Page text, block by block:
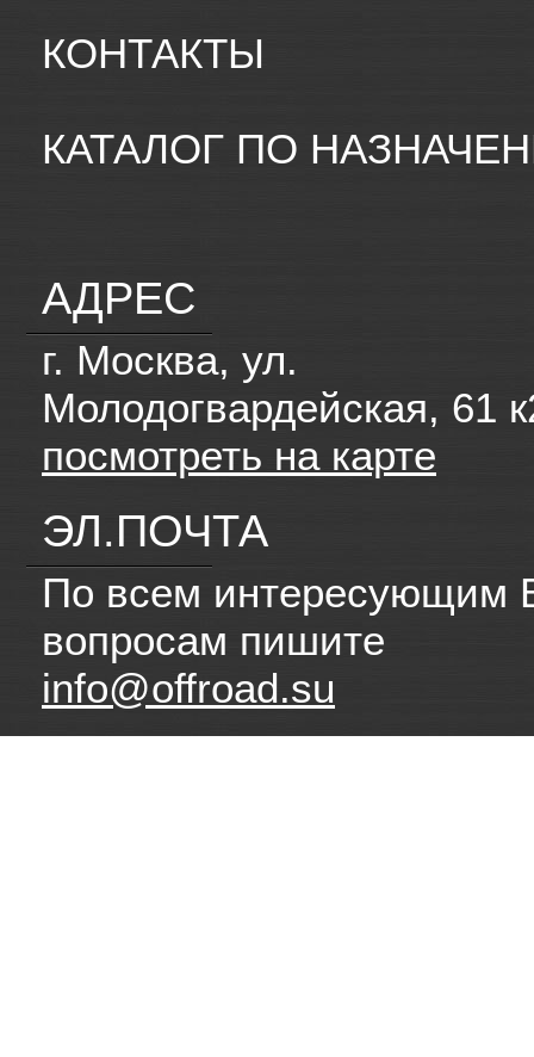
КОНТАКТЫ
КАТАЛОГ ПО
АДРЕС
г. Москва, ул.
Молодогвардейская, 61
посмотреть на карте
ЭЛ.ПОЧТА
По всем интересующим
вопросам пишите
info@offroad.su